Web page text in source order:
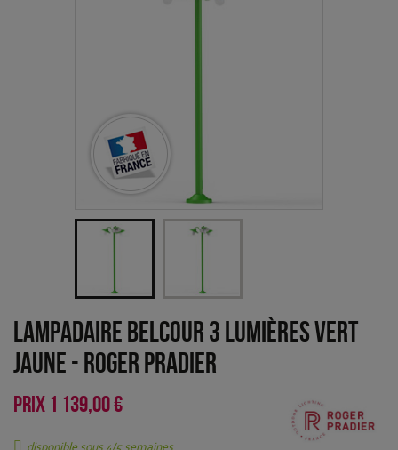
Lampadaire Belcour 3 lumières Vert
jaune - Roger Pradier
PRIX 1 139,00 €